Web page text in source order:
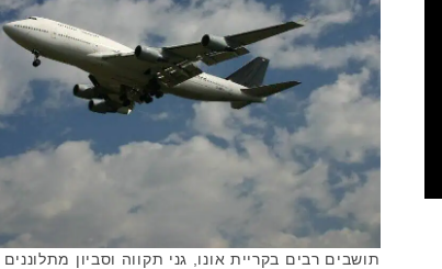
תושבים רבים בקריית אונו, גני תקווה וסביון